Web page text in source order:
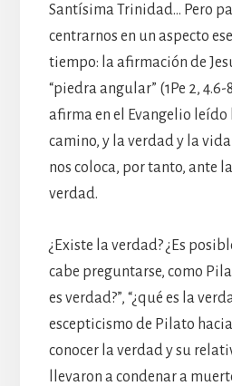
Santísima Trinidad… Pero
centrarnos en un aspecto
tiempo: la afirmación de
“piedra angular” (1Pe 2,
afirma en el Evangelio leído
camino, y la verdad y la
nos coloca, por tanto, ante
verdad.
¿Existe la verdad? ¿Es
cabe preguntarse, como
es verdad?”, “¿qué es la
escepticismo de Pilato
conocer la verdad y su
llevaron a condenar a